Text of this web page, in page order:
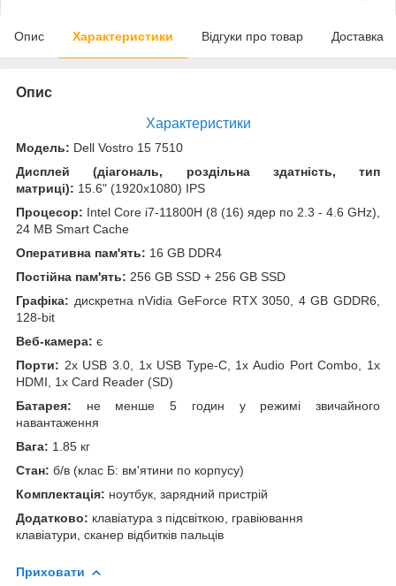
Опис Характеристики Відгуки про товар Доставка
Опис
Характеристики
Модель: Dell Vostro 15 7510
Дисплей (діагональ, роздільна здатність, тип
матриці): 15.6" (1920x1080) IPS
Процесор: Intel Core i7-11800H (8 (16) ядер по 2.3 - 4.6 GHz),
24 MB Smart Cache
Оперативна пам'ять: 16 GB DDR4
Постійна пам'ять: 256 GB SSD + 256 GB SSD
Графіка: дискретна nVidia GeForce RTX 3050, 4 GB GDDR6,
128-bit
Веб-камера: є
Порти: 2x USB 3.0, 1x USB Type-C, 1x Audio Port Combo, 1x
HDMI, 1x Card Reader (SD)
Батарея: не менше 5 годин у режимі звичайного
навантаження
Вага: 1.85 кг
Стан: б/в (клас Б: вм'ятини по корпусу)
Комплектація: ноутбук, зарядний пристрій
Додатково: клавіатура з підсвіткою, гравіювання
клавіатури, сканер відбитків пальців
Приховати